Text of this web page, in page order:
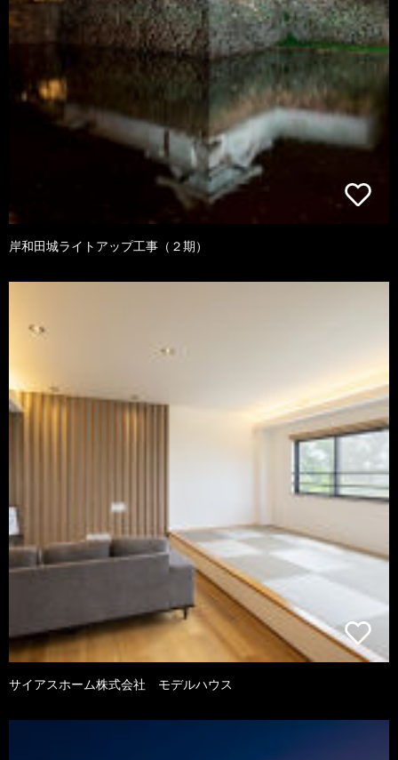
岸和田城ライトアップ工事（２期）
サイアスホーム株式会社 モデルハウス